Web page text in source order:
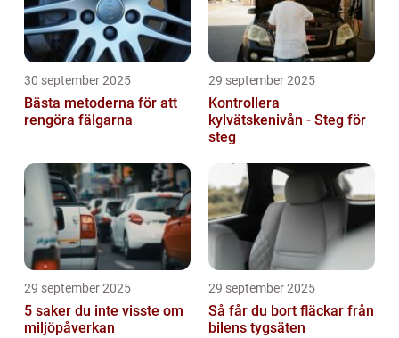
30 september 2025
Bästa metoderna för att
rengöra fälgarna
29 september 2025
Kontrollera
kylvätskenivån - Steg för
steg
29 september 2025
5 saker du inte visste om
miljöpåverkan
29 september 2025
Så får du bort fläckar från
bilens tygsäten